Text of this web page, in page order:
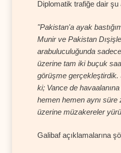
Diplomatik trafiğe dair şu
"Pakistan'a ayak
Munir ve Pakistan
arabuluculuğunda
üzerine tam iki buçuk
görüşme gerçekleştirdik.
ki; Vance de
hemen hemen aynı süre
üzerine müzakereler
Galibaf açıklamalarına